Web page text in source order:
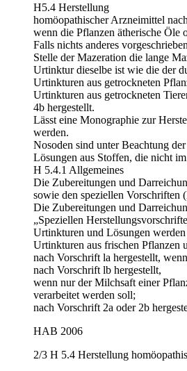
H5.4 Herstellung
homöopathischer Arzneimittel
wenn die Pflanzen ätherische Öle
Falls nichts anderes
Stelle der Mazeration die lange
Urtinktur dieselbe ist wie die der
Urtinkturen aus getrockneten
Urtinkturen aus getrockneten
4b hergestellt.
Lässt eine Monographie zur
werden.
Nosoden sind unter Beachtung
Lösungen aus Stoffen, die nicht
H 5.4.1 Allgemeines
Die Zubereitungen und
sowie den speziellen Vorschriften
Die Zubereitungen und
„Speziellen
Urtinkturen und Lösungen
Urtinkturen aus frischen Pflanzen
nach Vorschrift la hergestellt,
nach Vorschrift lb hergestellt,
wenn nur der Milchsaft einer
verarbeitet werden soll;
nach Vorschrift 2a oder 2b
HAB 2006
2/3 H 5.4 Herstellung